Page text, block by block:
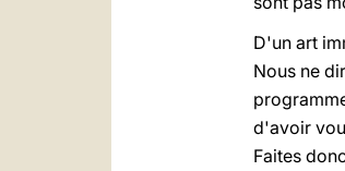
D'un art
Nous ne
d'avoir
Faites